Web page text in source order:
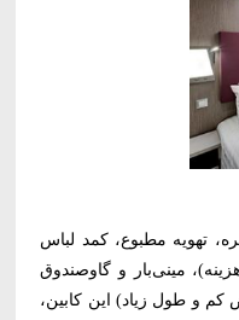
تهویه مطبوع، کمد لباس
مینی‌بار و گاوصندوق
(با عرض کم و طول زیاد) این کابین،